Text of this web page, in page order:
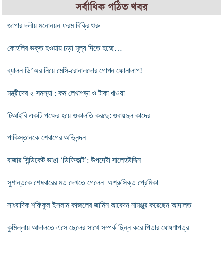
সর্বাধিক পঠিত খবর
জাপার দলীয় মনোনয়ন ফরম বিক্রি শুরু
কোহলির ভক্ত হওয়ায় চড়া মূল্য দিতে হচ্ছে…
ব্যালন ডি’অর নিয়ে মেসি-রোনালদোর গোপন ফোনালাপ!
মন্ত্রীদের ২ সমস্যা : কম লেখাপড়া ও টাকা খাওয়া
টিআইবি একটি পক্ষের হয়ে ওকালতি করছে: ওবায়দুল কাদের
পাকিস্তানকে শেবাগের অভিনন্দন
বাজার সিন্ডিকেট ভাঙা ‘ডিফিকাল্ট’: উপদেষ্টা সালেহউদ্দিন
সুশান্তকে শেষবারের মত দেখতে গেলেন অশ্রুসিক্ত প্রেমিকা
সাংবাদিক শফিকুল ইসলাম কাজলের জামিন আবেদন নামঞ্জুর করেছেন আদালত
কুমিল্লায় আদালতে এসে ছেলের সাথে সম্পর্ক ছিন্ন করে পিতার ঘোষণাপত্র